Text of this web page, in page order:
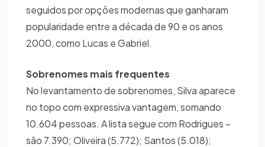
seguidos por opções modernas que ganharam
popularidade entre a década de 90 e os anos
2000, como Lucas e Gabriel.
Sobrenomes mais frequentes
No levantamento de sobrenomes, Silva aparece
no topo com expressiva vantagem, somando
10.604 pessoas. A lista segue com Rodrigues –
são 7.390; Oliveira (5.772); Santos (5.018);